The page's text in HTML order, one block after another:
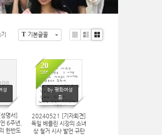
T 기본글꼴
Li
Zi
G
성
명서]
6주년,
한반도
20
SEP
by 평화여성
회
1656
20240521 [기자회견]
독일 베를린 시장의 소녀
상 철거 시사 발언 규탄